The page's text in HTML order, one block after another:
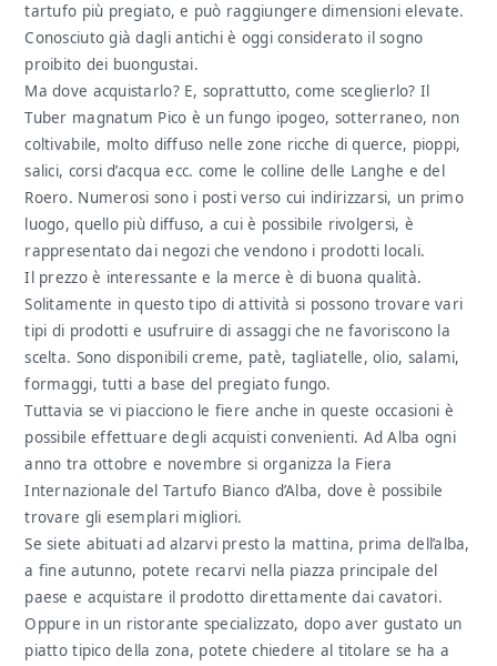
tartufo più pregiato, e può raggiungere dimensioni elevate.
Conosciuto già dagli antichi è oggi considerato il sogno
proibito dei buongustai.
Ma dove acquistarlo? E, soprattutto, come sceglierlo? Il
Tuber magnatum Pico è un fungo ipogeo, sotterraneo, non
coltivabile, molto diffuso nelle zone ricche di querce, pioppi,
salici, corsi d’acqua ecc. come le colline delle Langhe e del
Roero. Numerosi sono i posti verso cui indirizzarsi, un primo
luogo, quello più diffuso, a cui è possibile rivolgersi, è
rappresentato dai negozi che vendono i prodotti locali.
Il prezzo è interessante e la merce è di buona qualità.
Solitamente in questo tipo di attività si possono trovare vari
tipi di prodotti e usufruire di assaggi che ne favoriscono la
scelta. Sono disponibili creme, patè, tagliatelle, olio, salami,
formaggi, tutti a base del pregiato fungo.
Tuttavia se vi piacciono le fiere anche in queste occasioni è
possibile effettuare degli acquisti convenienti. Ad Alba ogni
anno tra ottobre e novembre si organizza la Fiera
Internazionale del Tartufo Bianco d’Alba, dove è possibile
trovare gli esemplari migliori.
Se siete abituati ad alzarvi presto la mattina, prima dell’alba,
a fine autunno, potete recarvi nella piazza principale del
paese e acquistare il prodotto direttamente dai cavatori.
Oppure in un ristorante specializzato, dopo aver gustato un
piatto tipico della zona, potete chiedere al titolare se ha a